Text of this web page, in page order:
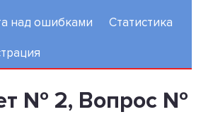
над ошибками Статистика
№ 2, Вопрос №